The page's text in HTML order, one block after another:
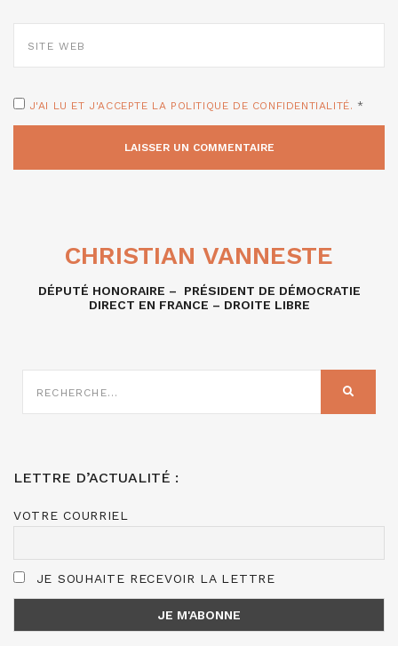
WEB
J'AI LU ET J'ACCEPTE LA POLITIQUE DE CONFIDENTIALITÉ. *
CHRISTIAN VANNESTE
DÉPUTÉ HONORAIRE – PRÉSIDENT DE DÉMOCRATIE
DIRECT EN FRANCE – DROITE LIBRE
SUR
LETTRE D’ACTUALITÉ :
VOTRE COURRIEL
JE SOUHAITE RECEVOIR LA LETTRE